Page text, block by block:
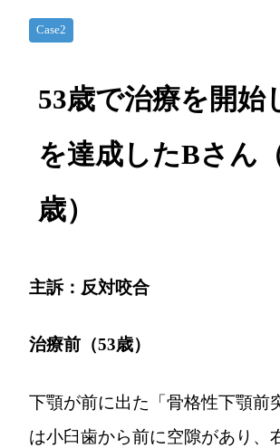
Case2
53歳で治療を開始
を達成したBさん
歳）
主訴：反対咬合
治療前（53歳）
下顎が前に出た「骨格性下顎前
は小臼歯から前に空隙があり、